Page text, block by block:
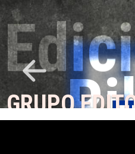
Edici
Ri
GRUPO